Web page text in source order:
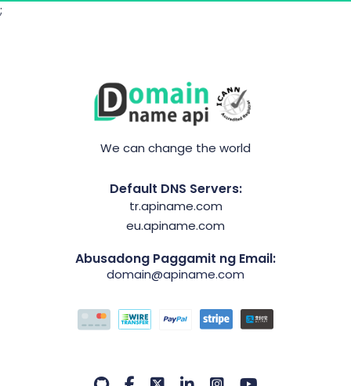
;
We can change the world
Default DNS Servers:
tr.apiname.com
eu.apiname.com
Abusadong Paggamit ng Email:
domain@apiname.com